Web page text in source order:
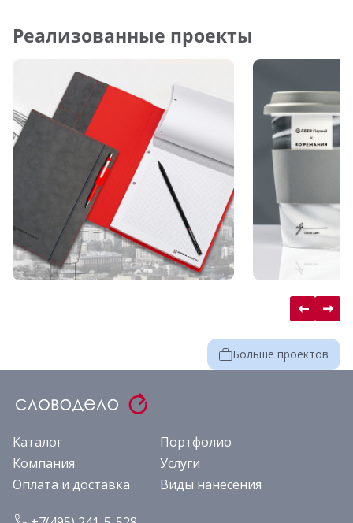
Реализованные проекты
Больше проектов
Каталог
Портфолио
Компания
Услуги
Оплата и доставка
Виды нанесения